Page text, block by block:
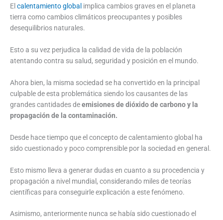
El calentamiento global implica cambios graves en el planeta
tierra como cambios climáticos preocupantes y posibles
desequilibrios naturales.
Esto a su vez perjudica la calidad de vida de la población
atentando contra su salud, seguridad y posición en el mundo.
Ahora bien, la misma sociedad se ha convertido en la principal
culpable de esta problemática siendo los causantes de las
grandes cantidades deemisiones de dióxido de carbono y la
propagación de la contaminación.
Desde hace tiempo que el concepto de calentamiento global ha
sido cuestionado y poco comprensible por la sociedad en general.
Esto mismo lleva a generar dudas en cuanto a su procedencia y
propagación a nivel mundial, considerando miles de teorías
científicas para conseguirle explicación a este fenómeno.
Asimismo, anteriormente nunca se había sido cuestionado el